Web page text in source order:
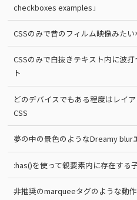
checkboxes examples」
CSSのみで昔のフィルム映像みた
CSSのみで白抜きテキスト内に波
ト
どのデバイスでもある程度はレイ
CSS
夢の中の景色のようなDreamy blur
:has()を使って親要素内に存在する
非推奨のmarqueeタグのような動